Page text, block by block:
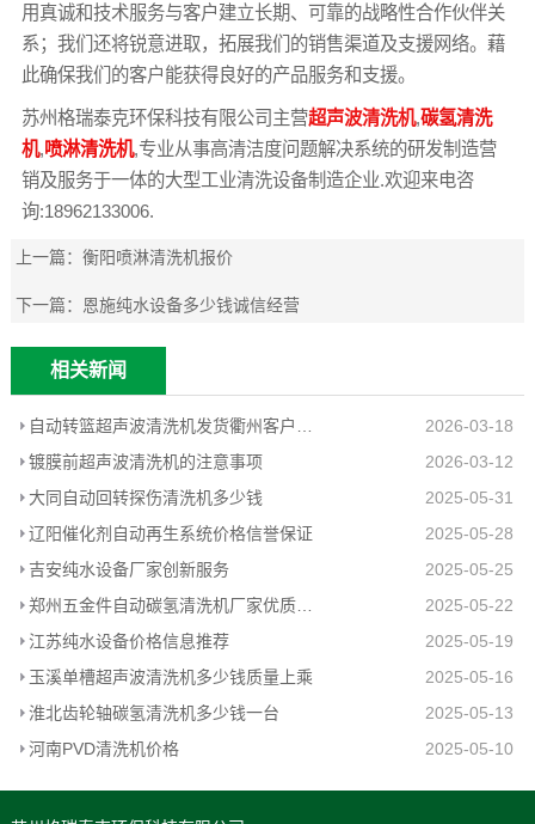
用真诚和技术服务与客户建立长期、可靠的战略性合作伙伴关
系；我们还将锐意进取，拓展我们的销售渠道及支援网络。藉
此确保我们的客户能获得良好的产品服务和支援。
苏州格瑞泰克环保科技有限公司主营超声波清洗机,碳氢清洗
机,喷淋清洗机,专业从事高清洁度问题解决系统的研发制造营
销及服务于一体的大型工业清洗设备制造企业.欢迎来电咨
询:18962133006.
上一篇：衡阳喷淋清洗机报价
下一篇： 恩施纯水设备多少钱诚信经营
相关新闻
2026-03-18
镀膜前超声波清洗机的注意事项
2026-03-12
大同自动回转探伤清洗机多少钱
2025-05-31
辽阳催化剂自动再生系统价格信誉保证
2025-05-28
吉安纯水设备厂家创新服务
2025-05-25
郑州五金件自动碳氢清洗机厂家优质推荐
2025-05-22
江苏纯水设备价格信息推荐
2025-05-19
玉溪单槽超声波清洗机多少钱质量上乘
2025-05-16
淮北齿轮轴碳氢清洗机多少钱一台
2025-05-13
河南PVD清洗机价格
2025-05-10